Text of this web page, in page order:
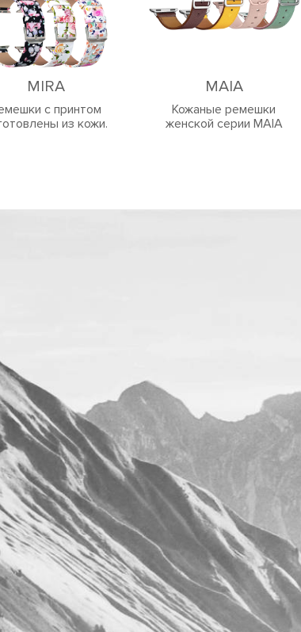
MIRA
с принтом
из кожи.
MAIA
Кожаные ремешки
женской серии MAIA